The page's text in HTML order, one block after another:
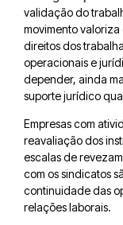
validação do
movimento
direitos dos
operacionais e
depender, ainda
suporte jurídico
Empresas com
reavaliação dos
escalas de
com os sindicatos
continuidade das
relações laborais.